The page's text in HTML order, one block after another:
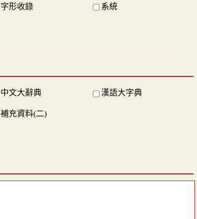
字形收錄 系統
中文大辭典 漢語大字典
補充資料(二)